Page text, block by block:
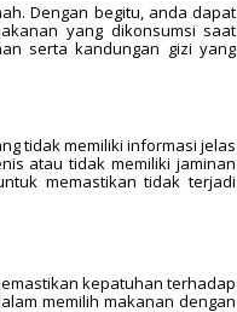
Dengan begitu, anda dapat
yang dikonsumsi saat
serta kandungan gizi yang
tidak memiliki informasi jelas
atau tidak memiliki jaminan
memastikan tidak terjadi
kepatuhan terhadap
memilih makanan dengan